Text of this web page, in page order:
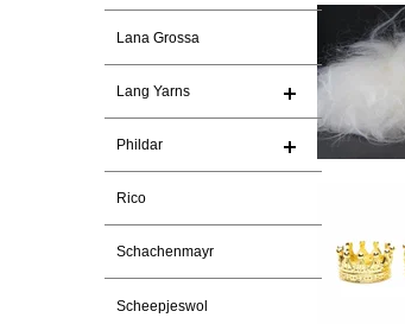
Lana Grossa
Lang Yarns
Phildar
Rico
Schachenmayr
Scheepjeswol